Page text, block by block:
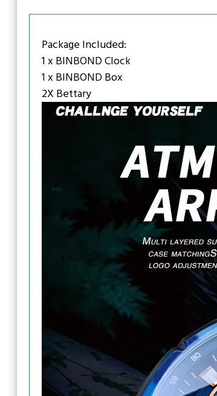
Package Included:
1 x BINBOND Clock
1 x BINBOND Box
2X Bettary